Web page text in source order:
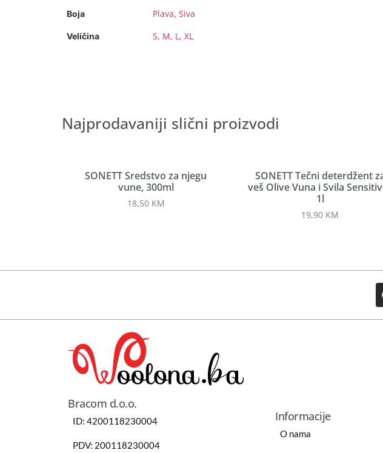
Boja Plava, Siva
Veličina S, M, L, XL
Najprodavaniji slični proizvodi
SONETT Sredstvo za njegu
vune, 300ml
18,50 KM
SONETT Tečni deterdžent
veš Olive Vuna i Svila
1l
19,90 KM
Bracom d.o.o.
ID: 4200118230004
PDV: 200118230004
Informacije
O nama